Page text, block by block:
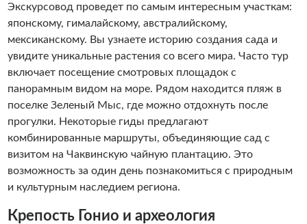
Экскурсовод проведет по самым интересным участкам:
японскому, гималайскому, австралийскому,
мексиканскому. Вы узнаете историю создания сада и
увидите уникальные растения со всего мира. Часто тур
включает посещение смотровых площадок с
панорамным видом на море. Рядом находится пляж в
поселке Зеленый Мыс, где можно отдохнуть после
прогулки. Некоторые гиды предлагают
комбинированные маршруты, объединяющие сад с
визитом на Чаквинскую чайную плантацию. Это
возможность за один день познакомиться с природным
и культурным наследием региона.
Крепость Гонио и археология